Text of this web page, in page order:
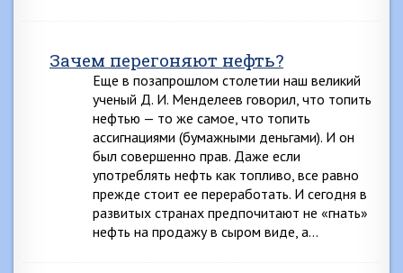
Зачем перегоняют нефть?
Еще в позапрошлом столетии наш великий
ученый Д. И. Менделеев говорил, что топить
нефтью — то же самое, что топить
ассигнациями (бумажными деньгами). И он
был совершенно прав. Даже если
употреблять нефть как топливо, все равно
прежде стоит ее переработать. И сегодня в
развитых странах предпочитают не «гнать»
нефть на продажу в сыром виде, а…